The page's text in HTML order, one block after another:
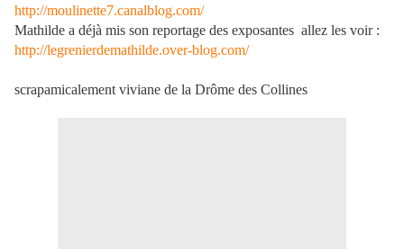
http://moulinette7.canalblog.com/
Mathilde a déjà mis son reportage des exposantes allez les voir :
http://legrenierdemathilde.over-blog.com/
scrapamicalement viviane de la Drôme des Collines